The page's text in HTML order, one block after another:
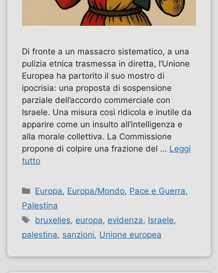
Di fronte a un massacro sistematico, a una
pulizia etnica trasmessa in diretta, l’Unione
Europea ha partorito il suo mostro di
ipocrisia: una proposta di sospensione
parziale dell’accordo commerciale con
Israele. Una misura così ridicola e inutile da
apparire come un insulto all’intelligenza e
alla morale collettiva. La Commissione
propone di colpire una frazione del … Leggi
tutto
Categorie
Europa, Europa/Mondo, Pace e Guerra,
Palestina
Tag
bruxelles, europa, evidenza, Israele,
palestina, sanzioni, Unione europea